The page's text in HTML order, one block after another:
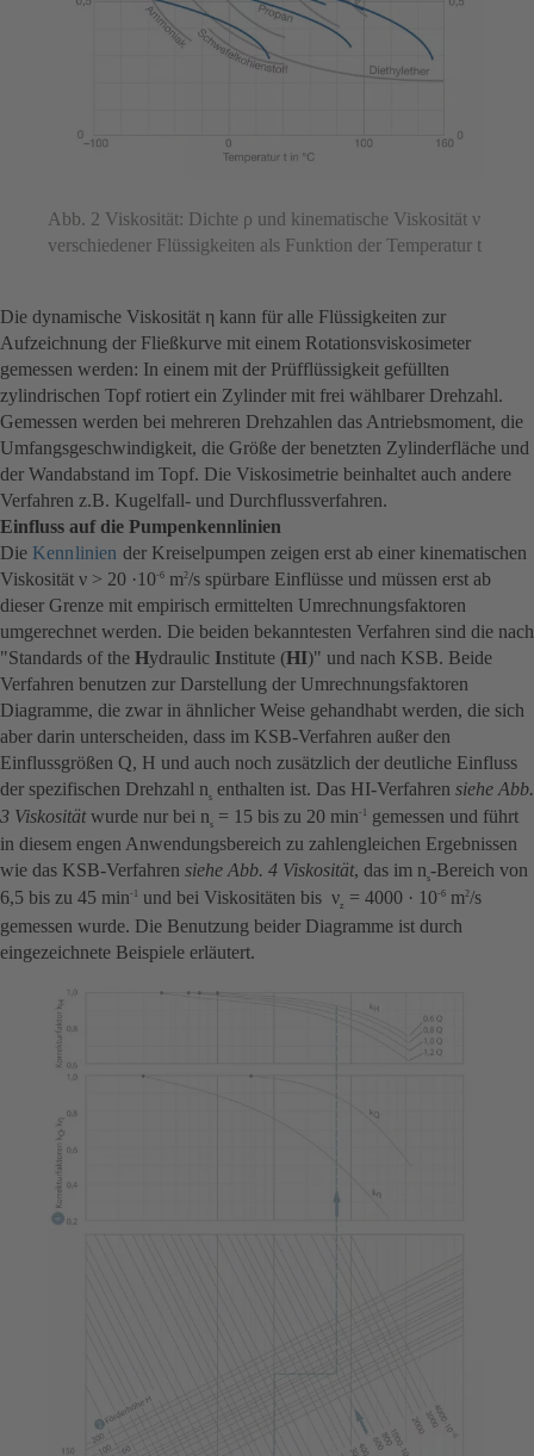
Abb. 2 Viskosität: Dichte ρ und kinematische Viskosität ν
verschiedener Flüssigkeiten als Funktion der Temperatur t
Die dynamische Viskosität η kann für alle Flüssigkeiten zur
Aufzeichnung der Fließkurve mit einem Rotationsviskosimeter
gemessen werden: In einem mit der Prüfflüssigkeit gefüllten
zylindrischen Topf rotiert ein Zylinder mit frei wählbarer Drehzahl.
Gemessen werden bei mehreren Drehzahlen das Antriebsmoment, die
Umfangsgeschwindigkeit, die Größe der benetzten Zylinderfläche und
der Wandabstand im Topf. Die Viskosimetrie beinhaltet auch andere
Verfahren z.B. Kugelfall- und Durchflussverfahren.
Einfluss auf die Pumpenkennlinien
Die Kennlinien der Kreiselpumpen zeigen erst ab einer kinematischen
Viskosität ν > 20 ·10-6 m2/s spürbare Einflüsse und müssen erst ab
dieser Grenze mit empirisch ermittelten Umrechnungsfaktoren
umgerechnet werden. Die beiden bekanntesten Verfahren sind die nach
"Standards of the Hydraulic Institute (HI)" und nach KSB. Beide
Verfahren benutzen zur Darstellung der Umrechnungsfaktoren
Diagramme, die zwar in ähnlicher Weise gehandhabt werden, die sich
aber darin unterscheiden, dass im KSB-Verfahren außer den
Einflussgrößen Q, H und auch noch zusätzlich der deutliche Einfluss
der spezifischen Drehzahl ns enthalten ist. Das HI-Verfahren siehe Abb.
3 Viskositätwurde nur bei ns = 15 bis zu 20 min-1
gemessen und führt
in diesem engen Anwendungsbereich zu zahlengleichen Ergebnissen
wie das KSB-Verfahren siehe Abb. 4 Viskosität, das im ns-Bereich von
6,5 bis zu 45 min-1 und bei Viskositäten bis νz = 4000 · 10-6 m2/s
gemessen wurde. Die Benutzung beider Diagramme ist durch
eingezeichnete Beispiele erläutert.